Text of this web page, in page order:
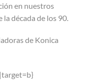
en nuestros
década de los 90.
de Konica